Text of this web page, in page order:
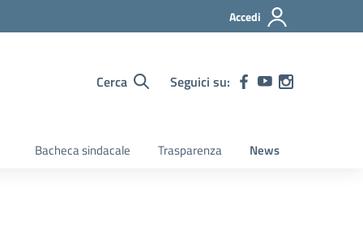
Accedi
Cerca Seguici su:
Bacheca sindacale Trasparenza News